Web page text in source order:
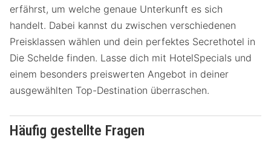
erfährst, um welche genaue Unterkunft es sich
handelt. Dabei kannst du zwischen verschiedenen
Preisklassen wählen und dein perfektes Secrethotel in
Die Schelde finden. Lasse dich mit HotelSpecials und
einem besonders preiswerten Angebot in deiner
ausgewählten Top-Destination überraschen.
Häufig gestellte Fragen